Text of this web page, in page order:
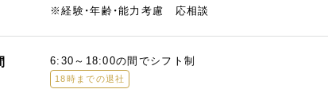
※経験・年齢・能力考慮 応相談
6:30～18:00の間でシフト制
18時までの退社